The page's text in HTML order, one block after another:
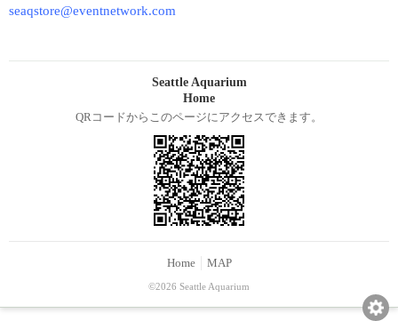
seaqstore@eventnetwork.com
Seattle Aquarium
Home
QRコードからこのページにアクセスできます。
Home MAP
©2026 Seattle Aquarium